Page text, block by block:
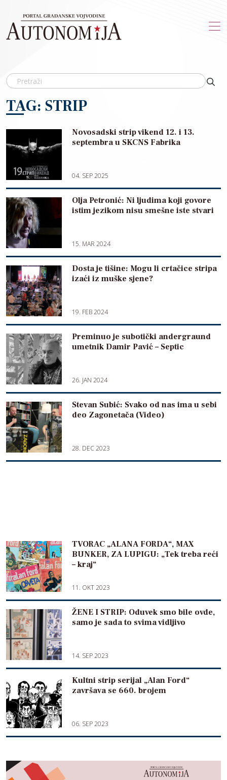
TAG: STRIP
Novosadski strip vikend 12. i 13.
septembra u SKCNS Fabrika
04. SEP 2025
Olja Petronić: Ni ljudima koji govore
istim jezikom nisu smešne iste stvari
15. MAR 2024
Dosta je tišine: Mogu li crtačice stripa
izaći iz muške sjene?
19. FEB 2024
Preminuo je subotički andergraund
umetnik Damir Pavić – Septic
26. JAN 2024
Stevan Subić: Svako od nas ima u sebi
deo Zagonetača (Video)
28. DEC 2023
TVORAC „ALANA FORDA“, MAX
BUNKER, ZA LUPIGU: „Tek treba reći
– kraj“
11. OKT 2023
ŽENE I STRIP: Oduvek smo bile ovde,
samo je sada to svima vidljivo
14. SEP 2023
Kultni strip serijal „Alan Ford“
završava se 660. brojem
06. SEP 2023